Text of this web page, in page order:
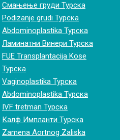
Смањење груди Турска
Podizanje grudi Турска
Abdominoplastika Турска
Ламинатни Винери Турска
FUE Transplantacija Kose
Турска
Vaginoplastika Турска
Abdominoplastika Турска
IVF tretman Турска
Калф Импланти Турска
Zamena Aortnog Zaliska